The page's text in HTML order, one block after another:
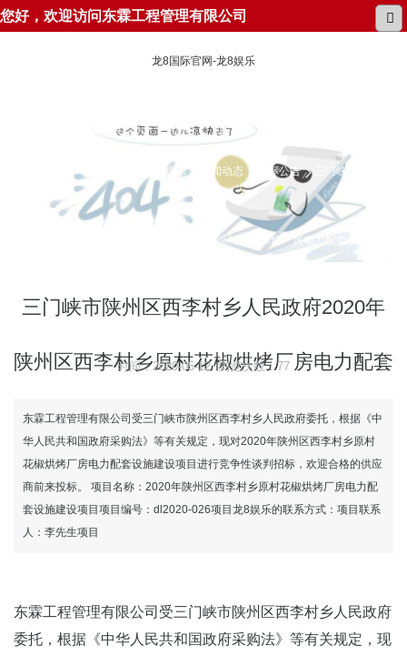
您好，欢迎访问东霖工程管理有限公司
龙8国际官网-龙8娱乐
所在位置： 龙8国际官网-龙8娱乐 新闻动态 招标公告 三门峡市陕州区
西李村乡人民政府2020年陕州区西李村乡原村花椒烘烤厂房电力配套设施建设
项目竞争性谈判公告
三门峡市陕州区西李村乡人民政府2020年
陕州区西李村乡原村花椒烘烤厂房电力配套
设施建设项目竞争性谈判公告东霖工程管理
有限公司-龙8国际官网
时间：2020-05-12 浏览次数：77
东霖工程管理有限公司受三门峡市陕州区西李村乡人民政府委托，根据《中
华人民共和国政府采购法》等有关规定，现对2020年陕州区西李村乡原村
花椒烘烤厂房电力配套设施建设项目进行竞争性谈判招标，欢迎合格的供应
商前来投标。 项目名称：2020年陕州区西李村乡原村花椒烘烤厂房电力配
套设施建设项目项目编号：dl2020-026项目龙8娱乐的联系方式：项目联系
人：李先生项目
东霖工程管理有限公司受三门峡市陕州区西李村乡人民政府
委托，根据《中华人民共和国政府采购法》等有关规定，现